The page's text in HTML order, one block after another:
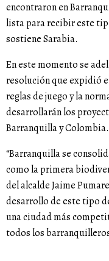
encontraron en
lista para recibir este
sostiene Sarabia.
En este momento se
resolución que expidió
reglas de juego y la
desarrollarán los
Barranquilla y Colombia.
“Barranquilla se
como la primera
del alcalde Jaime
desarrollo de este tipo
una ciudad más
todos los